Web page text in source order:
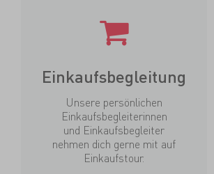
Einkaufsbegleitung
Unsere persönlichen
Einkaufsbegleiterinnen
und Einkaufsbegleiter
nehmen dich gerne mit auf
Einkaufstour.